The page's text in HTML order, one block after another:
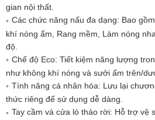
kWh
Tiêu thụ năng
Tiêu thụ năng
phân: 3,1 kWh
Loại kết nối (1):
Loại kết nối (2):
gian nội thất.
Các chức năng nấu đa dạng: Bao
khí nóng ẩm, Rang mềm, Làm nóng
độ.
Chế độ Eco: Tiết kiệm năng lượng
như không khí nóng và sưởi ấm trên/
Tính năng cá nhân hóa: Lưu lại
thức riêng để sử dụng dễ dàng.
Tay cầm và cửa lò tháo rời: Hỗ trợ vệ